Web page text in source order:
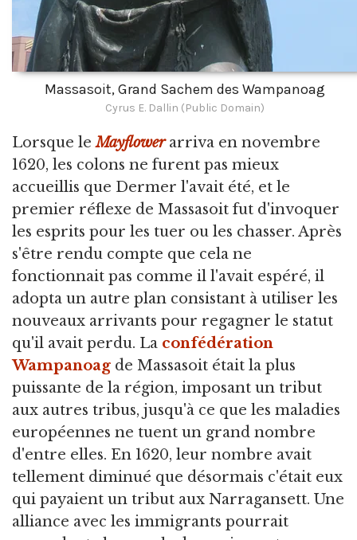
Massasoit, Grand Sachem des Wampanoag
Cyrus E. Dallin (Public Domain)
Lorsque leMayflowerarriva en novembre
1620, les colons ne furent pas mieux
accueillis que Dermer l'avait été, et le
premier réflexe de Massasoit fut d'invoquer
les esprits pour les tuer ou les chasser. Après
s'être rendu compte que cela ne
fonctionnait pas comme il l'avait espéré, il
adopta un autre plan consistant à utiliser les
nouveaux arrivants pour regagner le statut
qu'il avait perdu. La confédération
Wampanoag de Massasoit était la plus
puissante de la région, imposant un tribut
aux autres tribus, jusqu'à ce que les maladies
européennes ne tuent un grand nombre
d'entre elles. En 1620, leur nombre avait
tellement diminué que désormais c'était eux
qui payaient un tribut aux Narragansett. Une
alliance avec les immigrants pourrait